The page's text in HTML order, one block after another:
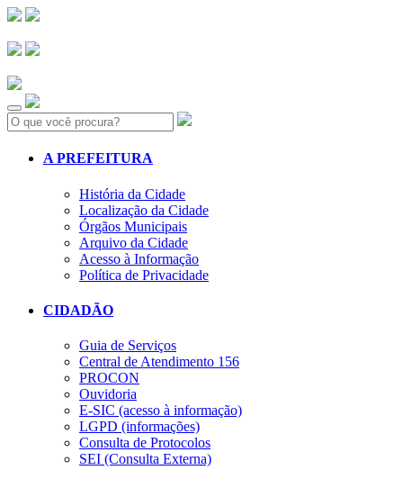
Search:
A PREFEITURA
História da Cidade
Localização da Cidade
Órgãos Municipais
Arquivo da Cidade
Acesso à Informação
Política de Privacidade
CIDADÃO
Guia de Serviços
Central de Atendimento 156
PROCON
Ouvidoria
E-SIC (acesso à informação)
LGPD (informações)
Consulta de Protocolos
SEI (Consulta Externa)